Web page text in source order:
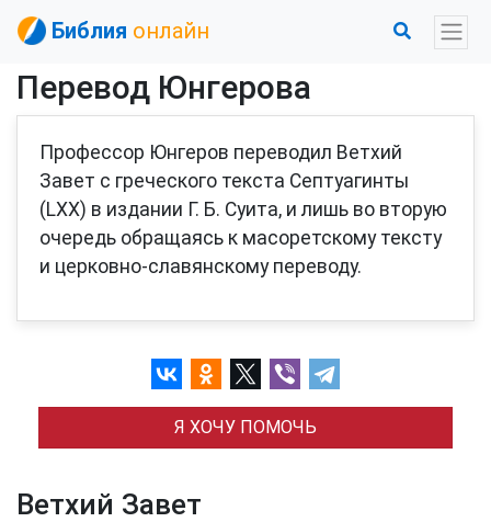
Библия онлайн
Перевод Юнгерова
Профессор Юнгеров переводил Ветхий
Завет с греческого текста Септуагинты
(LXX) в издании Г. Б. Суита, и лишь во вторую
очередь обращаясь к масоретскому тексту
и церковно-славянскому переводу.
Я ХОЧУ ПОМОЧЬ
Ветхий Завет